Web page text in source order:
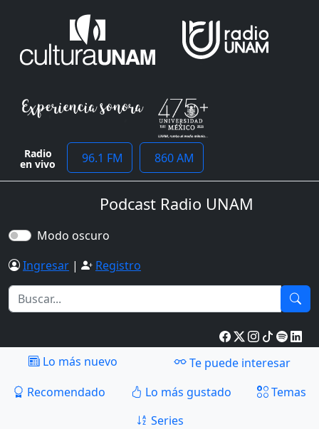
Radio
en vivo 96.1 FM 860 AM
Podcast Radio UNAM
Modo oscuro
Ingresar | Registro
Lo más nuevo
Te puede interesar
Recomendado
Lo más gustado
Temas
Series